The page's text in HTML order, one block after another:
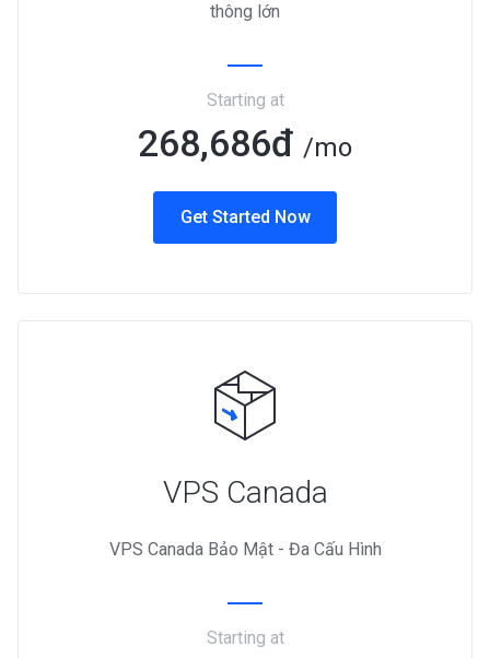
thông lớn
Starting at
268,686đ /mo
Get Started Now
VPS Canada
VPS Canada Bảo Mật - Đa Cấu Hình
Starting at